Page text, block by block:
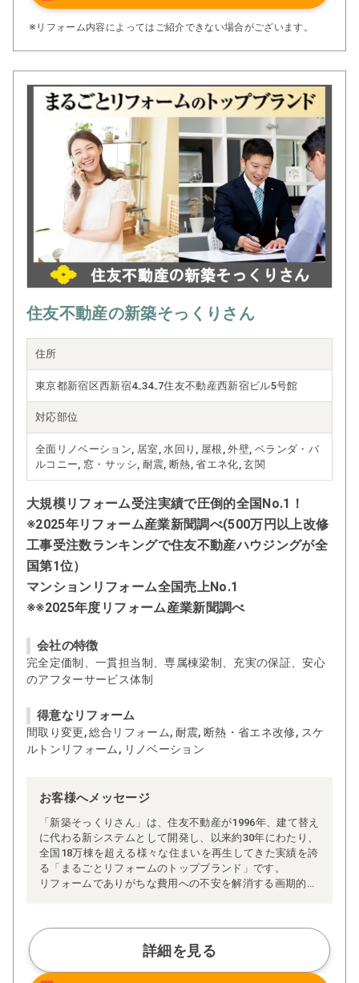
明細、納得いただけるまでの丁寧なご
説明、そして徹底した現場調査に基づ
す。
また、各種リフォーム補助金や介護保
険、火災保険の申請サポートにも対応
し、安心してご相談いただける体制を
整えています。マッチングサイトでの
受賞歴も、こうした取り組みの結果と
考えています。
私たちの経営理念は「ゆとり・豊かな
社会生活の実現」。ただ直す・新しく
するだけではなく、お客様の想像を超
える「望まれる以上の住まい」をお届
けすることを使命としています。
「次の機会も、またお願いしたい」そ
の一言をいただける存在であり続ける
ために、これからも社員一同、研鑽を
重ねてまいります。
※リフォーム内容によってはご紹介できない場合がございます。
住友不動産の新築そっくりさん
住所
東京都新宿区西新宿4₋34₋7住友不動産西新宿ビル5号館
対応部位
全面リノベーション, 居室, 水回り, 屋根, 外壁, ベランダ・バ
ルコニー, 窓・サッシ, 耐震, 断熱, 省エネ化, 玄関
大規模リフォーム受注実績で圧倒的全国No.1！
※2025年リフォーム産業新聞調べ(500万円以上改修
工事受注数ランキングで住友不動産ハウジングが全
国第1位）
マンションリフォーム全国売上No.1
※※2025年度リフォーム産業新聞調べ
会社の特徴
完全定価制、一貫担当制、専属棟梁制、充実の保証、安心
のアフターサービス体制
得意なリフォーム
間取り変更, 総合リフォーム, 耐震, 断熱・省エネ改修, スケ
ルトンリフォーム, リノベーション
お客様へメッセージ
「新築そっくりさん」は、住友不動産が1996年、建て替え
に代わる新システムとして開発し、以来約30年にわたり、
全国18万棟を超える様々な住まいを再生してきた実績を誇
る「まるごとリフォームのトップブランド」です。
リフォームでありがちな費用への不安を解消する画期的な
ム」、経験豊かなセールスエンジニアによる「一貫担当
制」などが高い信頼を得ています。
また、大規模リフォームに習熟した施工管理者が現場を統
括する「専属棟梁制」、豊富な実績に裏付けられた充実の
詳細を見る